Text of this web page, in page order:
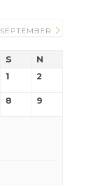
SEPTEMBER
S N
1 2
8 9